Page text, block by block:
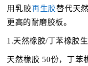
用乳胶再生胶替代天
更高的耐磨胶板。
1.天然橡胶/丁苯橡胶
天然橡胶 50份，丁苯